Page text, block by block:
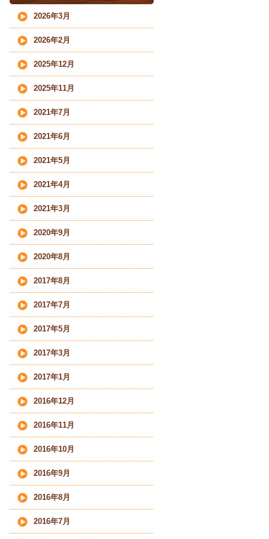
2026年3月
2026年2月
2025年12月
2025年11月
2021年7月
2021年6月
2021年5月
2021年4月
2021年3月
2020年9月
2020年8月
2017年8月
2017年7月
2017年5月
2017年3月
2017年1月
2016年12月
2016年11月
2016年10月
2016年9月
2016年8月
2016年7月